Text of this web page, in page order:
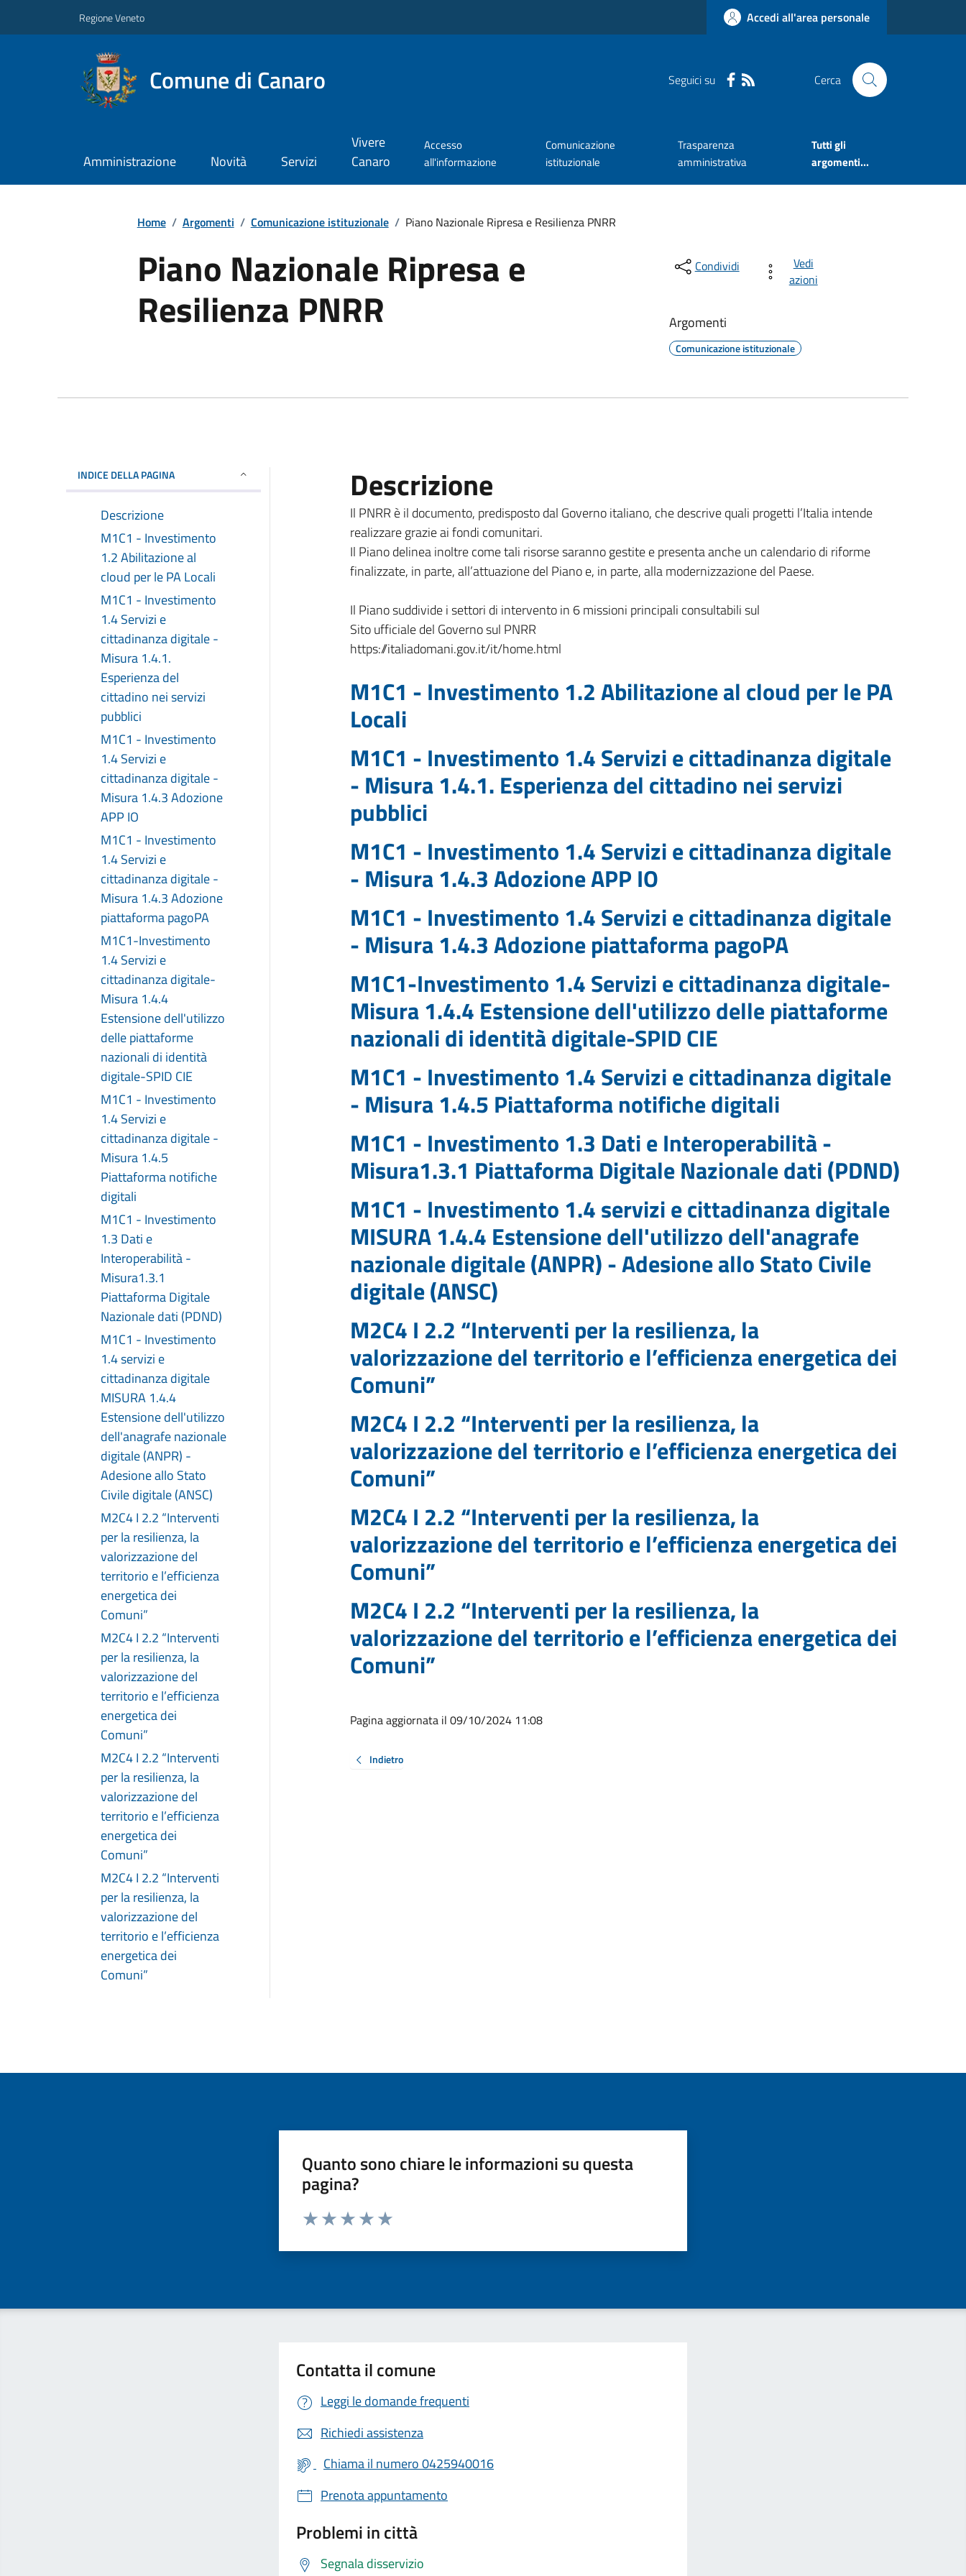
Regione Veneto Accedi all'area personale
Comune di Canaro Seguici su Cerca
Amministrazione Novità Servizi
Vivere
Canaro
Accesso
all'informazione
Comunicazione
istituzionale
Trasparenza
amministrativa
Tutti gli
argomenti...
Home / Argomenti / Comunicazione istituzionale / Piano Nazionale Ripresa e Resilienza PNRR
Piano Nazionale Ripresa e
Resilienza PNRR
Condividi
Vedi
azioni
Argomenti
Comunicazione istituzionale
INDICE DELLA PAGINA
Descrizione
M1C1 - Investimento
1.2 Abilitazione al
cloud per le PA Locali
M1C1 - Investimento
1.4 Servizi e
cittadinanza digitale -
Misura 1.4.1.
Esperienza del
cittadino nei servizi
pubblici
M1C1 - Investimento
1.4 Servizi e
cittadinanza digitale -
Misura 1.4.3 Adozione
APP IO
M1C1 - Investimento
1.4 Servizi e
cittadinanza digitale -
Misura 1.4.3 Adozione
piattaforma pagoPA
M1C1-Investimento
1.4 Servizi e
cittadinanza digitale-
Misura 1.4.4
Estensione dell'utilizzo
delle piattaforme
nazionali di identità
digitale-SPID CIE
M1C1 - Investimento
1.4 Servizi e
cittadinanza digitale -
Misura 1.4.5
Piattaforma notifiche
digitali
M1C1 - Investimento
1.3 Dati e
Interoperabilità -
Misura1.3.1
Piattaforma Digitale
Nazionale dati (PDND)
M1C1 - Investimento
1.4 servizi e
cittadinanza digitale
MISURA 1.4.4
Estensione dell'utilizzo
dell'anagrafe nazionale
digitale (ANPR) -
Adesione allo Stato
Civile digitale (ANSC)
M2C4 I 2.2 “Interventi
per la resilienza, la
valorizzazione del
territorio e l’efficienza
energetica dei
Comuni”
M2C4 I 2.2 “Interventi
per la resilienza, la
valorizzazione del
territorio e l’efficienza
energetica dei
Comuni”
M2C4 I 2.2 “Interventi
per la resilienza, la
valorizzazione del
territorio e l’efficienza
energetica dei
Comuni”
M2C4 I 2.2 “Interventi
per la resilienza, la
valorizzazione del
territorio e l’efficienza
energetica dei
Comuni”
Descrizione
Il PNRR è il documento, predisposto dal Governo italiano, che descrive quali progetti l’Italia intende
realizzare grazie ai fondi comunitari.
Il Piano delinea inoltre come tali risorse saranno gestite e presenta anche un calendario di riforme
finalizzate, in parte, all’attuazione del Piano e, in parte, alla modernizzazione del Paese.
Il Piano suddivide i settori di intervento in 6 missioni principali consultabili sul
Sito ufficiale del Governo sul PNRR
https://italiadomani.gov.it/it/home.html
M1C1 - Investimento 1.2 Abilitazione al cloud per le PA
Locali
M1C1 - Investimento 1.4 Servizi e cittadinanza digitale
- Misura 1.4.1. Esperienza del cittadino nei servizi
pubblici
M1C1 - Investimento 1.4 Servizi e cittadinanza digitale
- Misura 1.4.3 Adozione APP IO
M1C1 - Investimento 1.4 Servizi e cittadinanza digitale
- Misura 1.4.3 Adozione piattaforma pagoPA
M1C1-Investimento 1.4 Servizi e cittadinanza digitale-
Misura 1.4.4 Estensione dell'utilizzo delle piattaforme
nazionali di identità digitale-SPID CIE
M1C1 - Investimento 1.4 Servizi e cittadinanza digitale
- Misura 1.4.5 Piattaforma notifiche digitali
M1C1 - Investimento 1.3 Dati e Interoperabilità -
Misura1.3.1 Piattaforma Digitale Nazionale dati (PDND)
M1C1 - Investimento 1.4 servizi e cittadinanza digitale
MISURA 1.4.4 Estensione dell'utilizzo dell'anagrafe
nazionale digitale (ANPR) - Adesione allo Stato Civile
digitale (ANSC)
M2C4 I 2.2 “Interventi per la resilienza, la
valorizzazione del territorio e l’efficienza energetica dei
Comuni”
M2C4 I 2.2 “Interventi per la resilienza, la
valorizzazione del territorio e l’efficienza energetica dei
Comuni”
M2C4 I 2.2 “Interventi per la resilienza, la
valorizzazione del territorio e l’efficienza energetica dei
Comuni”
M2C4 I 2.2 “Interventi per la resilienza, la
valorizzazione del territorio e l’efficienza energetica dei
Comuni”
Pagina aggiornata il 09/10/2024 11:08
Indietro
Quanto sono chiare le informazioni su questa
pagina?
Valuta da 1 a 5 stelle la pagina
Contatta il comune
Leggi le domande frequenti
Richiedi assistenza
Chiama il numero 0425940016
Prenota appuntamento
Problemi in città
Segnala disservizio